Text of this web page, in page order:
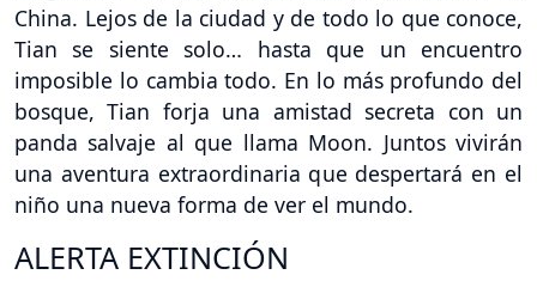
China. Lejos de la ciudad y de todo lo que conoce,
Tian se siente solo… hasta que un encuentro
imposible lo cambia todo. En lo más profundo del
bosque, Tian forja una amistad secreta con un
panda salvaje al que llama Moon. Juntos vivirán
una aventura extraordinaria que despertará en el
niño una nueva forma de ver el mundo.
ALERTA EXTINCIÓN